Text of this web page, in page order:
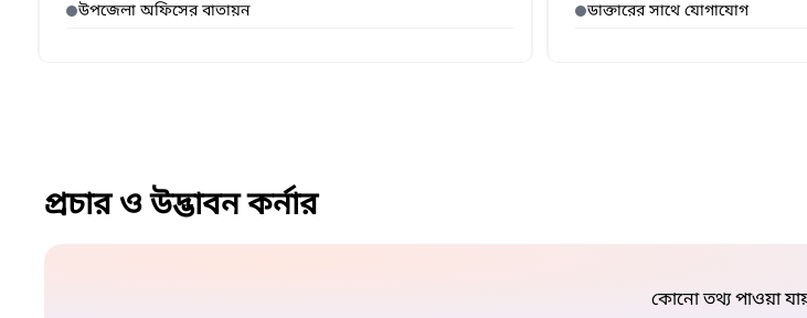
উপজেলা অফিসের বাতায়ন
ডাক্তারের সাথে যোগাযোগ
প্রচার ও উদ্ভাবন কর্নার
কোনো তথ্য পাওয়া